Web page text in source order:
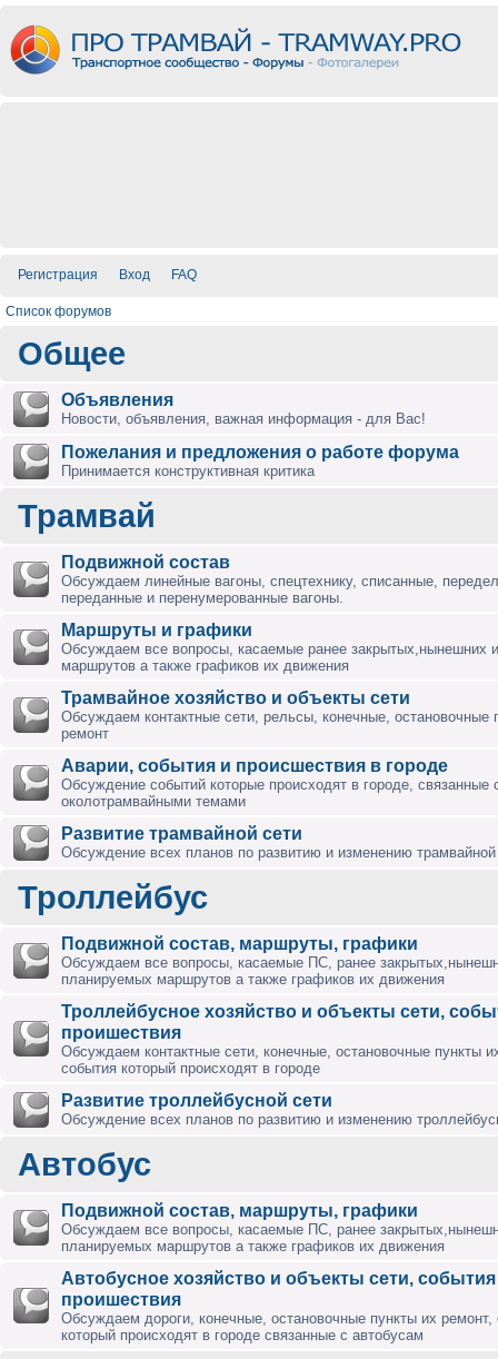
Регистрация Вход FAQ
Список форумов
Общее
Объявления
Новости, объявления, важная информация - для Вас!
Пожелания и предложения о работе форума
Принимается конструктивная критика
Трамвай
Подвижной состав
Обсуждаем линейные вагоны, спецтехнику, списанные,
переданные и перенумерованные вагоны.
Маршруты и графики
Обсуждаем все вопросы, касаемые ранее закрытых,нынешних
маршрутов а также графиков их движения
Трамвайное хозяйство и объекты сети
Обсуждаем контактные сети, рельсы, конечные, остановочные
ремонт
Аварии, события и происшествия в городе
Обсуждение событий которые происходят в городе, связанные
околотрамвайными темами
Развитие трамвайной сети
Обсуждение всех планов по развитию и изменению трамвайной
Троллейбус
Подвижной состав, маршруты, графики
Обсуждаем все вопросы, касаемые ПС, ранее
планируемых маршрутов а также графиков их движения
Троллейбусное хозяйство и объекты сети,
проишествия
Обсуждаем контактные сети, конечные, остановочные пункты
события который происходят в городе
Развитие троллейбусной сети
Обсуждение всех планов по развитию и изменению
Автобус
Подвижной состав, маршруты, графики
Обсуждаем все вопросы, касаемые ПС, ранее
планируемых маршрутов а также графиков их движения
Автобусное хозяйство и объекты сети,
проишествия
Обсуждаем дороги, конечные, остановочные пункты их ремонт,
который происходят в городе связанные с автобусам